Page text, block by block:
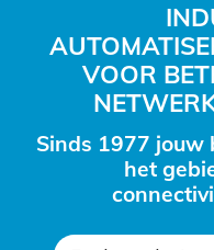
VOOR
Sinds 1977
het